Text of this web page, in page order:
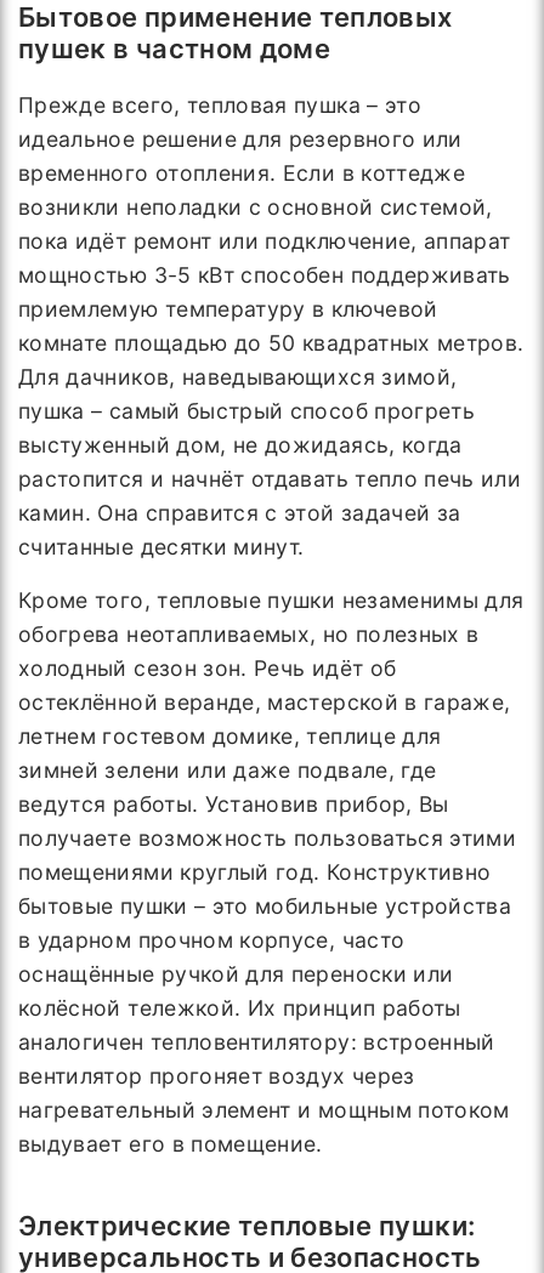
Бытовое применение тепловых
пушек в частном доме
Прежде всего, тепловая пушка – это
идеальное решение для резервного или
временного отопления. Если в коттедже
возникли неполадки с основной системой,
пока идёт ремонт или подключение, аппарат
мощностью 3-5 кВт способен поддерживать
приемлемую температуру в ключевой
комнате площадью до 50 квадратных метров.
Для дачников, наведывающихся зимой,
пушка – самый быстрый способ прогреть
выстуженный дом, не дожидаясь, когда
растопится и начнёт отдавать тепло печь или
камин. Она справится с этой задачей за
считанные десятки минут.
Кроме того, тепловые пушки незаменимы для
обогрева неотапливаемых, но полезных в
холодный сезон зон. Речь идёт об
остеклённой веранде, мастерской в гараже,
летнем гостевом домике, теплице для
зимней зелени или даже подвале, где
ведутся работы. Установив прибор, Вы
получаете возможность пользоваться этими
помещениями круглый год. Конструктивно
бытовые пушки – это мобильные устройства
в ударном прочном корпусе, часто
оснащённые ручкой для переноски или
колёсной тележкой. Их принцип работы
аналогичен тепловентилятору: встроенный
вентилятор прогоняет воздух через
нагревательный элемент и мощным потоком
выдувает его в помещение.
Электрические тепловые пушки:
универсальность и безопасность